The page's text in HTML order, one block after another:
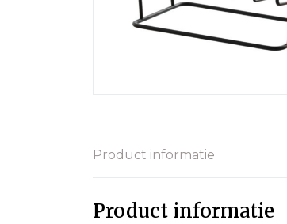
Product informatie
Product informatie